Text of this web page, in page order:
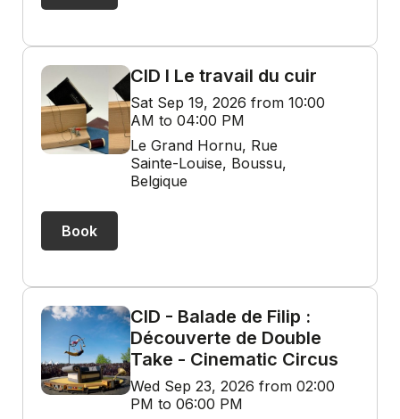
CID I Le travail du cuir
Sat Sep 19, 2026 from 10:00
AM to 04:00 PM
Le Grand Hornu, Rue
Sainte-Louise, Boussu,
Belgique
Book
CID - Balade de Filip :
Découverte de Double
Take - Cinematic Circus
Wed Sep 23, 2026 from 02:00
PM to 06:00 PM